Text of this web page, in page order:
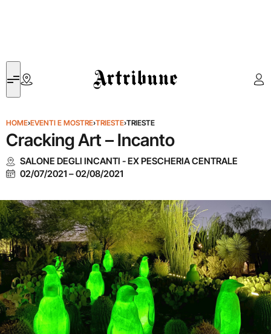
Artribune
HOME›EVENTI E MOSTRE›TRIESTE›TRIESTE
Cracking Art – Incanto
SALONE DEGLI INCANTI - EX PESCHERIA CENTRALE
02/07/2021 –02/08/2021